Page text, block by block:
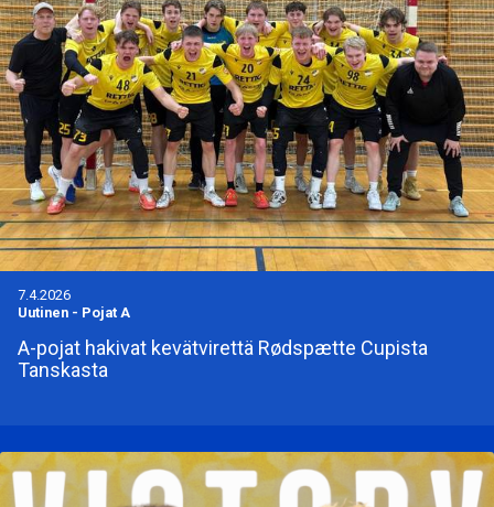
7.4.2026
Uutinen - Pojat A
A-pojat hakivat kevätvirettä Rødspætte Cupista
Tanskasta